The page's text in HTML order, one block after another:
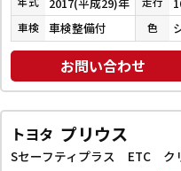
車検 車検整備付 色
お問い合わせ
トヨタ プリウス